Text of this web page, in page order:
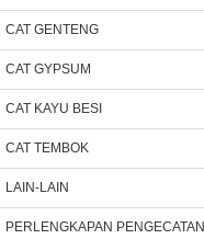
CAT GENTENG
CAT GYPSUM
CAT KAYU BESI
CAT TEMBOK
LAIN-LAIN
PERLENGKAPAN PENGECATAN